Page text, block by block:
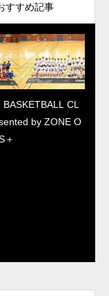
すすめ記事
CL
by ZONE O
＋
ARS LOW 2 につ
勇輝選手のコメ